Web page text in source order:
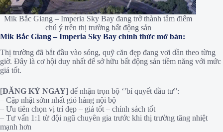
Mik Bắc Giang – Imperia Sky Bay đang trở thành tâm điểm
chú ý trên thị trường bất động sản
Mik Bắc Giang – Imperia Sky Bay chính thức mở bán:
Thị trường đã bắt đầu vào sóng, quỹ căn đẹp đang vơi dần theo từng
giờ. Đây là cơ hội duy nhất để sở hữu bất động sản tiềm năng với mức
giá tốt.
[ĐĂNG KÝ NGAY] để nhận trọn bộ ‘’bí quyết đầu tư”:
– Cập nhật sớm nhất giỏ hàng nội bộ
– Ưu tiên chọn vị trí đẹp – giá tốt – chính sách tốt
– Tư vấn 1:1 từ đội ngũ chuyên gia trước khi thị trường tăng nhiệt
mạnh hơn